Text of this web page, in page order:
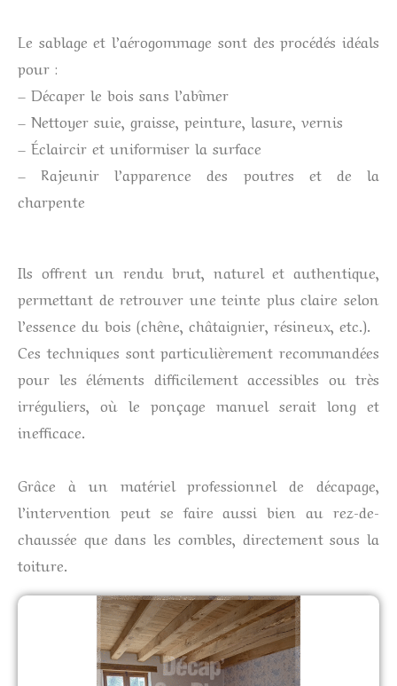
Le sablage et l’aérogommage sont des procédés idéals
pour :
– Décaper le bois sans l’abîmer
– Nettoyer suie, graisse, peinture, lasure, vernis
– Éclaircir et uniformiser la surface
– Rajeunir l’apparence des poutres et de la
charpente
Ils offrent un rendu brut, naturel et authentique,
permettant de retrouver une teinte plus claire selon
l’essence du bois (chêne, châtaignier, résineux, etc.).
Ces techniques sont particulièrement recommandées
pour les éléments difficilement accessibles ou très
irréguliers, où le ponçage manuel serait long et
inefficace.
Grâce à un matériel professionnel de décapage,
l’intervention peut se faire aussi bien au rez-de-
chaussée que dans les combles, directement sous la
toiture.